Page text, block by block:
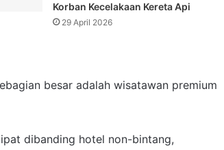
Korban Kecelakaan Kereta Api
29 April 2026
besar adalah wisatawan premium
dibanding hotel non-bintang,